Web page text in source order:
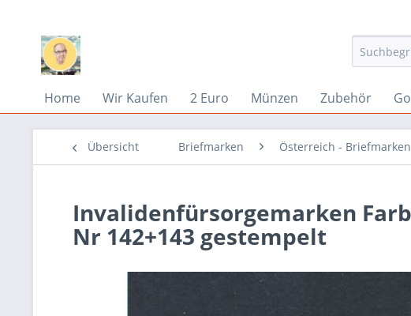
Home Wir Kaufen 2 Euro Münzen Zubehör
Übersicht Briefmarken Österreich - Briefmarken
Invalidenfürsorgemarken
Nr 142+143 gestempelt